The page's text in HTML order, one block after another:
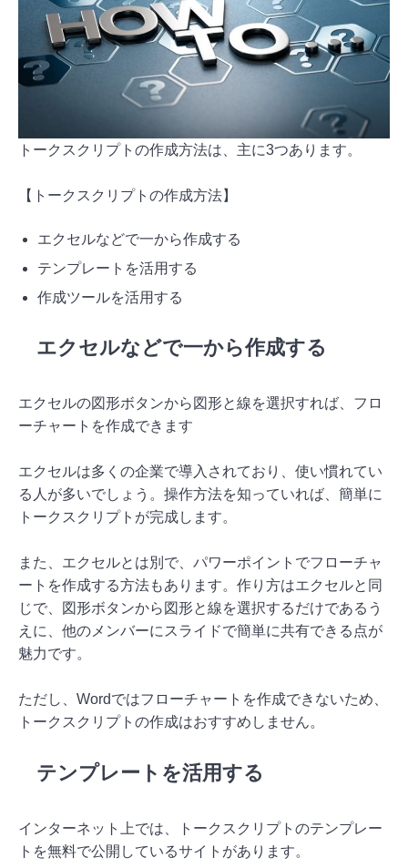
トークスクリプトの作成方法は、主に3つあります。
【トークスクリプトの作成方法】
エクセルなどで一から作成する
テンプレートを活用する
作成ツールを活用する
エクセルなどで一から作成する
エクセルの図形ボタンから図形と線を選択すれば、フロ
ーチャートを作成できます
エクセルは多くの企業で導入されており、使い慣れてい
る人が多いでしょう。操作方法を知っていれば、簡単に
トークスクリプトが完成します。
また、エクセルとは別で、パワーポイントでフローチャ
ートを作成する方法もあります。作り方はエクセルと同
じで、図形ボタンから図形と線を選択するだけであるう
えに、他のメンバーにスライドで簡単に共有できる点が
魅力です。
ただし、Wordではフローチャートを作成できないため、
トークスクリプトの作成はおすすめしません。
テンプレートを活用する
インターネット上では、トークスクリプトのテンプレー
トを無料で公開しているサイトがあります。